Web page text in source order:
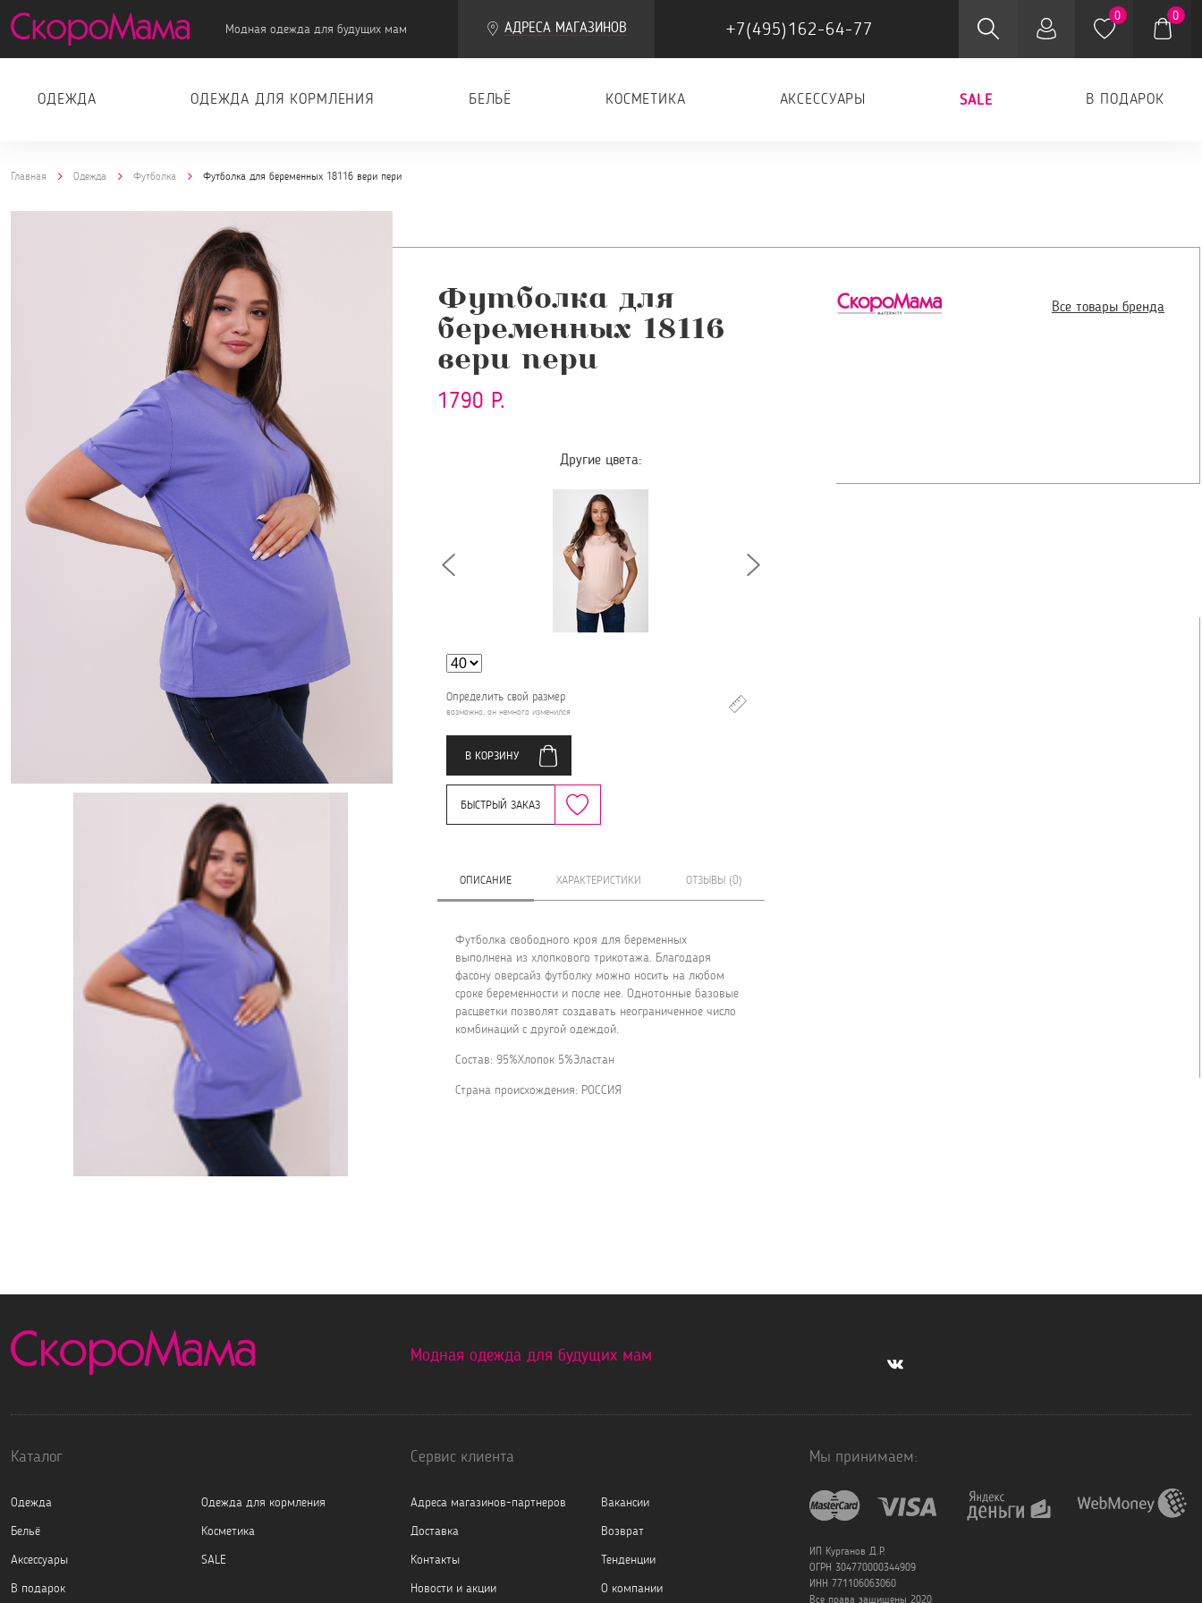
Модная одежда для будущих мам АДРЕСА МАГАЗИНОВ +7(495)162-64-77
0 0
ОДЕЖДА ОДЕЖДА ДЛЯ КОРМЛЕНИЯ БЕЛЬЁ КОСМЕТИКА АКСЕССУАРЫ SALE В ПОДАРОК
Главная Одежда Футболка Футболка для беременных 18116 вери пери
Футболка для
беременных 18116
вери пери
1790 Р.
Другие цвета:
Определить свой размер
возможно, он немного изменился
В КОРЗИНУ
БЫСТРЫЙ ЗАКАЗ
ОПИСАНИЕ ХАРАКТЕРИСТИКИ ОТЗЫВЫ (0)
Футболка свободного кроя для беременных
выполнена из хлопкового трикотажа. Благодаря
фасону оверсайз футболку можно носить на любом
сроке беременности и после нее. Однотонные базовые
расцветки позволят создавать неограниченное число
комбинаций с другой одеждой.
Состав: 95%Хлопок 5%Эластан
Страна происхождения: РОССИЯ
Все товары бренда
Модная одежда для будущих мам
Каталог
Одежда
Одежда для кормления
Бельё
Косметика
Аксессуары
SALE
В подарок
Сервис клиента
Адреса магазинов-партнеров
Вакансии
Доставка
Возврат
Контакты
Тенденции
Новости и акции
О компании
Мы принимаем:
ИП Курганов Д.Р.
ОГРН 304770000344909
ИНН 771106063060
Все права защищены 2020